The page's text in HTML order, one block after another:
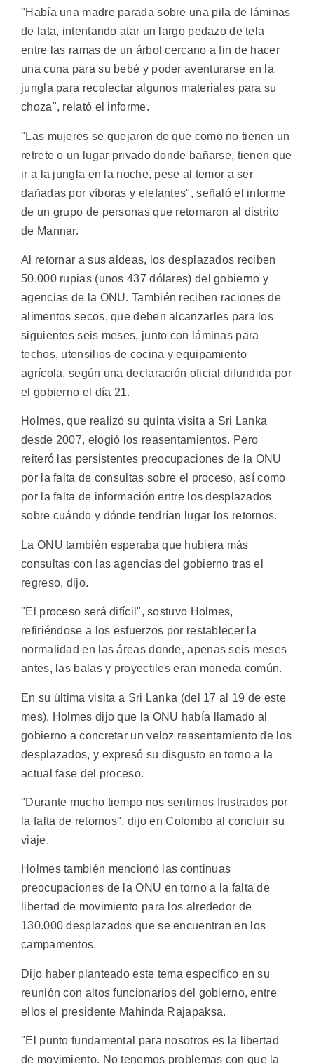
"Había una madre parada sobre una pila de láminas
de lata, intentando atar un largo pedazo de tela
entre las ramas de un árbol cercano a fin de hacer
una cuna para su bebé y poder aventurarse en la
jungla para recolectar algunos materiales para su
choza", relató el informe.
"Las mujeres se quejaron de que como no tienen un
retrete o un lugar privado donde bañarse, tienen que
ir a la jungla en la noche, pese al temor a ser
dañadas por víboras y elefantes", señaló el informe
de un grupo de personas que retornaron al distrito
de Mannar.
Al retornar a sus aldeas, los desplazados reciben
50.000 rupias (unos 437 dólares) del gobierno y
agencias de la ONU. También reciben raciones de
alimentos secos, que deben alcanzarles para los
siguientes seis meses, junto con láminas para
techos, utensilios de cocina y equipamiento
agrícola, según una declaración oficial difundida por
el gobierno el día 21.
Holmes, que realizó su quinta visita a Sri Lanka
desde 2007, elogió los reasentamientos. Pero
reiteró las persistentes preocupaciones de la ONU
por la falta de consultas sobre el proceso, así como
por la falta de información entre los desplazados
sobre cuándo y dónde tendrían lugar los retornos.
La ONU también esperaba que hubiera más
consultas con las agencias del gobierno tras el
regreso, dijo.
"El proceso será difícil", sostuvo Holmes,
refiriéndose a los esfuerzos por restablecer la
normalidad en las áreas donde, apenas seis meses
antes, las balas y proyectiles eran moneda común.
En su última visita a Sri Lanka (del 17 al 19 de este
mes), Holmes dijo que la ONU había llamado al
gobierno a concretar un veloz reasentamiento de los
desplazados, y expresó su disgusto en torno a la
actual fase del proceso.
"Durante mucho tiempo nos sentimos frustrados por
la falta de retornos", dijo en Colombo al concluir su
viaje.
Holmes también mencionó las continuas
preocupaciones de la ONU en torno a la falta de
libertad de movimiento para los alrededor de
130.000 desplazados que se encuentran en los
campamentos.
Dijo haber planteado este tema específico en su
reunión con altos funcionarios del gobierno, entre
ellos el presidente Mahinda Rajapaksa.
"El punto fundamental para nosotros es la libertad
de movimiento. No tenemos problemas con que la